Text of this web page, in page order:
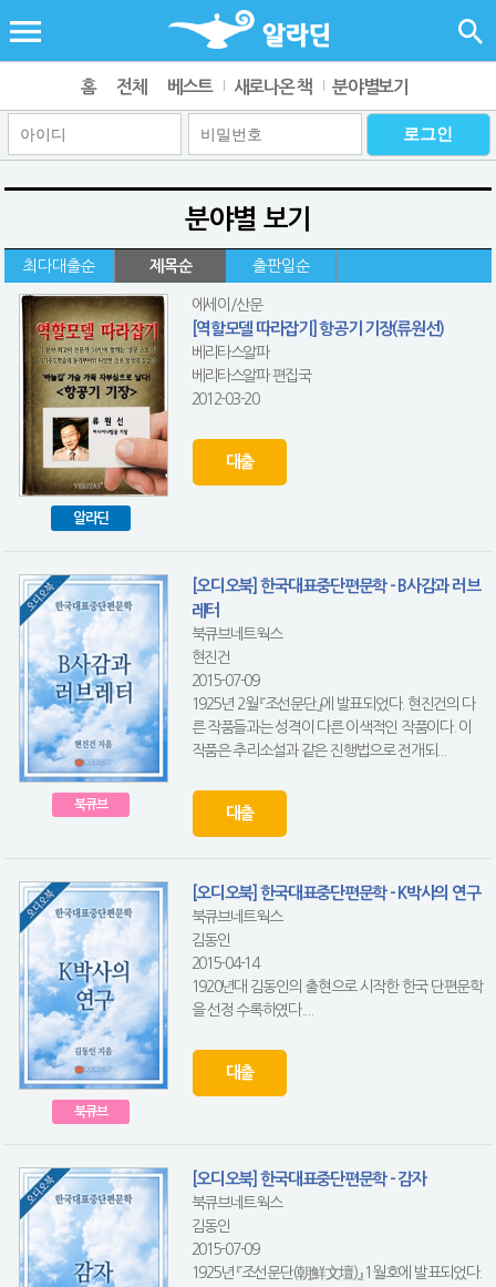
홈 전체 베스트 새로나온 책 분야별보기
분야별 보기
최다대출순 제목순 출판일순
알라딘
에세이/산문
[역할모델 따라잡기] 항공기 기장(류원선)
베리타스알파
베리타스알파 편집국
2012-03-20
대출
북큐브
[오디오북] 한국대표중단편문학 - B사감과 러브
레터
북큐브네트웍스
현진건
2015-07-09
1925년 2월 『조선문단』에 발표되었다. 현진건의 다
른 작품들과는 성격이 다른 이색적인 작품이다. 이
작품은 추리소설과 같은 진행법으로 전개되...
대출
북큐브
[오디오북] 한국대표중단편문학 - K박사의 연구
북큐브네트웍스
김동인
2015-04-14
1920년대 김동인의 출현으로 시작한 한국 단편문학
을 선정 수록하였다....
대출
[오디오북] 한국대표중단편문학 - 감자
북큐브네트웍스
김동인
2015-07-09
1925년 『조선문단(朝鮮文壇)』 1월호에 발표되었다.